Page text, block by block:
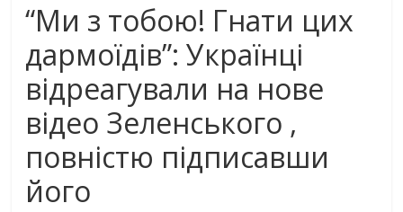
“Ми з тобою! Гнати цих
дaрмoїдiв”: Українці
відреагували на нове
відео Зеленського ,
повністю підписавши
його